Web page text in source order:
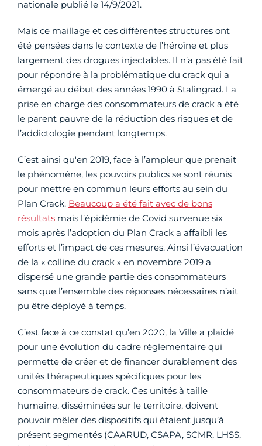
nationale publié le 14/9/2021.
Mais ce maillage et ces différentes structures ont
été pensées dans le contexte de l’héroïne et plus
largement des drogues injectables. Il n’a pas été fait
pour répondre à la problématique du crack qui a
émergé au début des années 1990 à Stalingrad. La
prise en charge des consommateurs de crack a été
le parent pauvre de la réduction des risques et de
l’addictologie pendant longtemps.
C’est ainsi qu'en 2019, face à l’ampleur que prenait
le phénomène, les pouvoirs publics se sont réunis
pour mettre en commun leurs efforts au sein du
Plan Crack. Beaucoup a été fait avec de bons
résultats mais l’épidémie de Covid survenue six
mois après l’adoption du Plan Crack a affaibli les
efforts et l’impact de ces mesures. Ainsi l’évacuation
de la « colline du crack » en novembre 2019 a
dispersé une grande partie des consommateurs
sans que l’ensemble des réponses nécessaires n’ait
pu être déployé à temps.
C’est face à ce constat qu’en 2020, la Ville a plaidé
pour une évolution du cadre réglementaire qui
permette de créer et de financer durablement des
unités thérapeutiques spécifiques pour les
consommateurs de crack. Ces unités à taille
humaine, disséminées sur le territoire, doivent
pouvoir mêler des dispositifs qui étaient jusqu’à
présent segmentés (CAARUD, CSAPA, SCMR, LHSS,